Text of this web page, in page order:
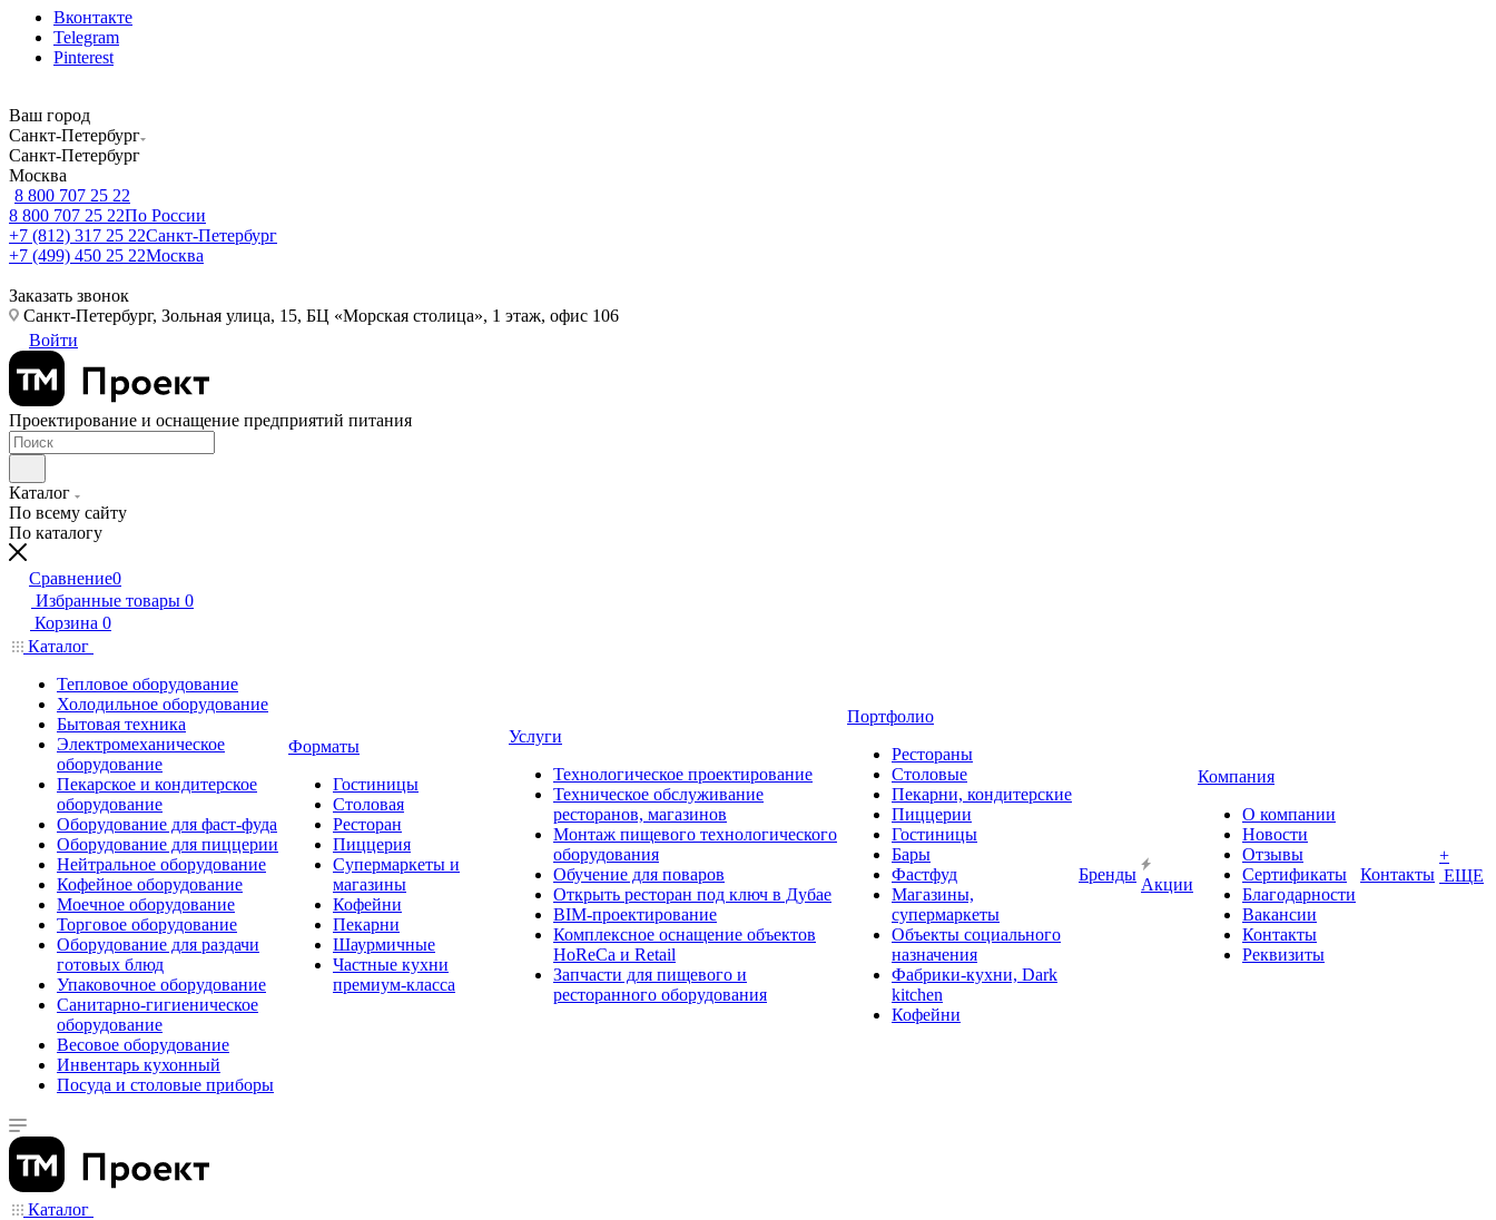
Вконтакте
Telegram
Pinterest
Ваш город
Санкт-Петербург
Санкт-Петербург
Москва
8 800 707 25 22
8 800 707 25 22По России
+7 (812) 317 25 22Санкт-Петербург
+7 (499) 450 25 22Москва
Заказать звонок
Санкт-Петербург, Зольная улица, 15, БЦ «Морская столица», 1 этаж, офис 106
Войти
Проектирование и оснащение предприятий питания
Каталог
По всему сайту
По каталогу
Сравнение0
Избранные товары 0
Корзина 0
Каталог
Тепловое оборудование
Холодильное оборудование
Бытовая техника
Электромеханическое
оборудование
Пекарское и кондитерское
оборудование
Оборудование для фаст-фуда
Оборудование для пиццерии
Нейтральное оборудование
Кофейное оборудование
Моечное оборудование
Торговое оборудование
Оборудование для раздачи
готовых блюд
Упаковочное оборудование
Санитарно-гигиеническое
оборудование
Весовое оборудование
Инвентарь кухонный
Посуда и столовые приборы
Форматы
Гостиницы
Столовая
Ресторан
Пиццерия
Супермаркеты и
магазины
Кофейни
Пекарни
Шаурмичные
Частные кухни
премиум-класса
Услуги
Технологическое проектирование
Техническое обслуживание
ресторанов, магазинов
Монтаж пищевого технологического
оборудования
Обучение для поваров
Открыть ресторан под ключ в Дубае
BIM-проектирование
Комплексное оснащение объектов
HoReCa и Retail
Запчасти для пищевого и
ресторанного оборудования
Портфолио
Рестораны
Столовые
Пекарни, кондитерские
Пиццерии
Гостиницы
Бары
Фастфуд
Магазины,
супермаркеты
Объекты социального
назначения
Фабрики-кухни, Dark
kitchen
Кофейни
Бренды
Акции
Компания
О компании
Новости
Отзывы
Сертификаты
Благодарности
Вакансии
Контакты
Реквизиты
Контакты
+
ЕЩЕ
Каталог